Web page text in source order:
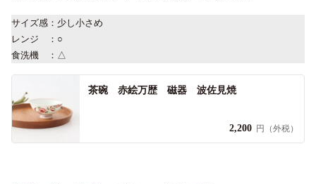
サイズ感：少し小さめ
レンジ ：○
食洗機 ：△
茶碗 赤絵万歴 磁器 波佐見焼
2,200 円（外税）